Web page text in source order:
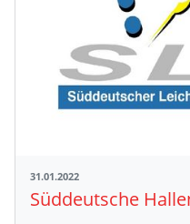
31.01.2022